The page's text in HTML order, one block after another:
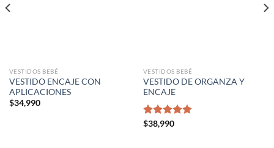
VESTIDOS BEBÉ
VESTIDO ENCAJE CON
APLICACIONES
$34,990
VESTIDOS BEBÉ
VESTIDO DE ORGANZA Y
ENCAJE
Valorado
$38,990